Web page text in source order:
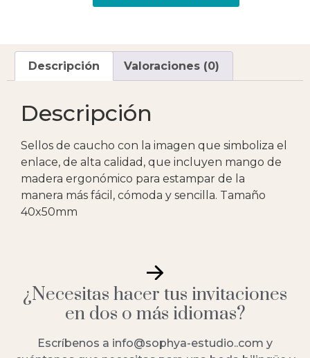
Descripción Valoraciones (0)
Descripción
Sellos de caucho con la imagen que simboliza el
enlace, de alta calidad, que incluyen mango de
madera ergonómico para estampar de la
manera más fácil, cómoda y sencilla. Tamaño
40x50mm
¿Necesitas hacer tus invitaciones
en dos o más idiomas?
Escríbenos a info@sophya-estudio..com y